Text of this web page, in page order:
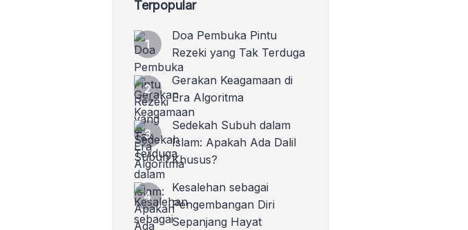
Terpopular
Doa Pembuka Pintu
Rezeki yang Tak Terduga
Gerakan Keagamaan di
Era Algoritma
Sedekah Subuh dalam
Islam: Apakah Ada Dalil
Khusus?
Kesalehan sebagai
Pengembangan Diri
Sepanjang Hayat